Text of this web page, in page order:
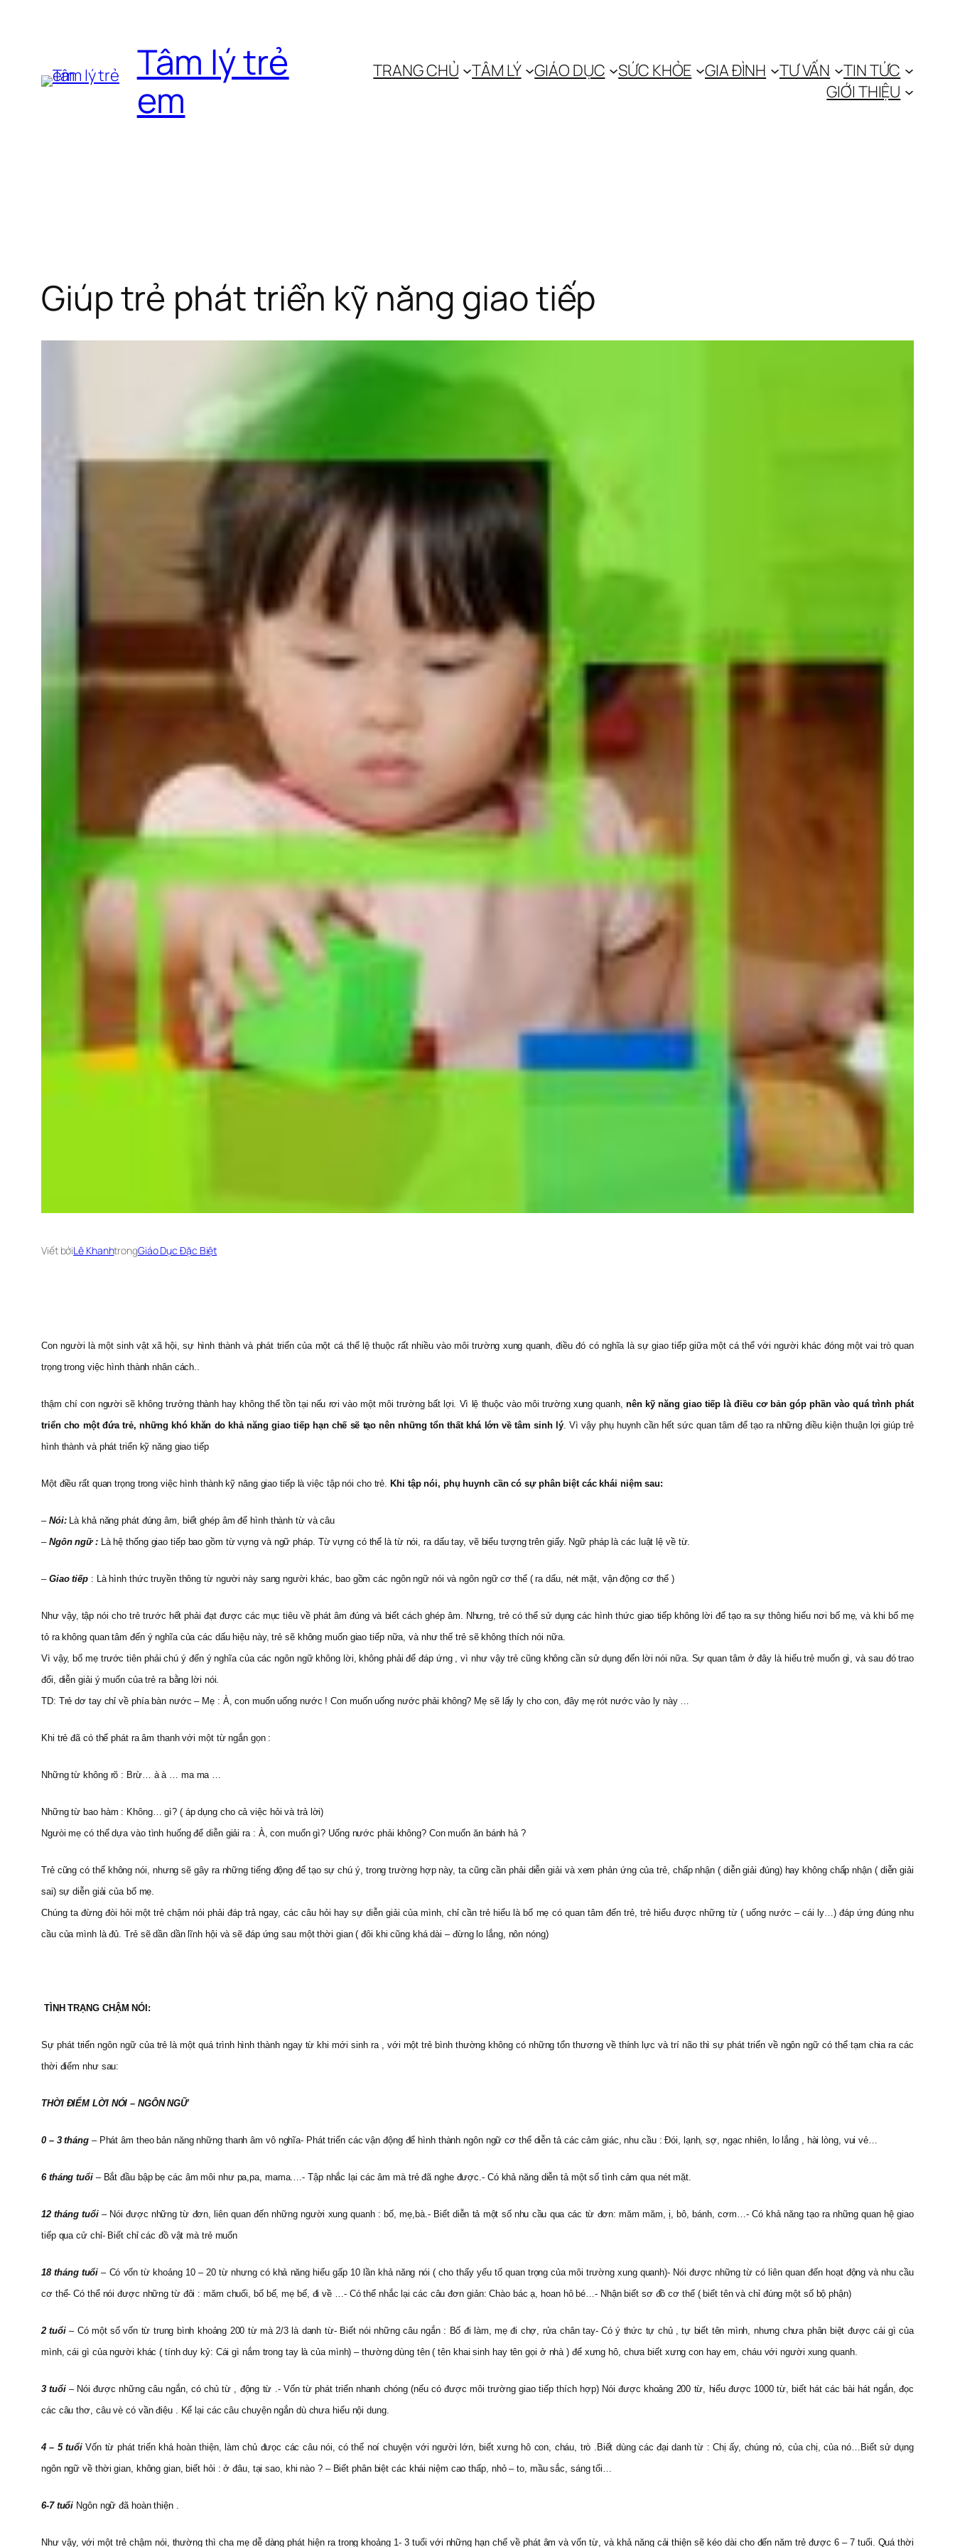
Tâm lý trẻ
em
TRANG CHỦ TÂM LÝ GIÁO DỤC SỨC KHỎE GIA ĐÌNH TƯ VẤN
TIN TỨC
GIỚI THIỆU
Giúp trẻ phát triển kỹ năng giao tiếp
Viết bởiLê KhanhtrongGiáo Dục Đặc Biệt
Con người là một sinh vật xã hội, sự hình thành và phát triển của một cá thể lệ thuộc rất nhiều vào môi trường xung quanh, điều đó có nghĩa là sự giao tiếp giữa một cá thể với người khác đóng một vai trò quan
trọng trong việc hình thành nhân cách..
thậm chí con người sẽ không trưởng thành hay không thể tồn tại nếu rơi vào một môi trường bất lợi. Vì lệ thuộc vào môi trường xung quanh,nên kỹ năng giao tiếp là điều cơ bản góp phần vào quá trình phát
triển cho một đứa trẻ, những khó khăn do khả năng giao tiếp hạn chế sẽ tạo nên những tổn thất khá lớn về tâm sinh lý. Vì vậy phụ huynh cần hết sức quan tâm để tạo ra những điều kiện thuận lợi giúp trẻ
hình thành và phát triển kỹ năng giao tiếp
Một điều rất quan trọng trong việc hình thành kỹ năng giao tiếp là việc tập nói cho trẻ.Khi tập nói, phụ huynh cần có sự phân biệt các khái niệm sau:
– Nói:Là khả năng phát đúng âm, biết ghép âm để hình thành từ và câu
– Ngôn ngữ :Là hệ thống giao tiếp bao gồm từ vựng và ngữ pháp. Từ vựng có thể là từ nói, ra dấu tay, vẽ biểu tượng trên giấy. Ngữ pháp là các luật lệ về từ.
– Giao tiếp: Là hình thức truyền thông từ người này sang người khác, bao gồm các ngôn ngữ nói và ngôn ngữ cơ thể ( ra dấu, nét mặt, vận động cơ thể )
Như vậy, tập nói cho trẻ trước hết phải đạt được các mục tiêu về phát âm đúng và biết cách ghép âm. Nhưng, trẻ có thể sử dụng các hình thức giao tiếp không lời để tạo ra sự thông hiểu nơi bố mẹ, và khi bố mẹ
tỏ ra không quan tâm đến ý nghĩa của các dấu hiệu này, trẻ sẽ không muốn giao tiếp nữa, và như thế trẻ sẽ không thích nói nữa.
Vì vậy, bố mẹ trước tiên phải chú ý đến ý nghĩa của các ngôn ngữ không lời, không phải để đáp ứng , vì như vậy trẻ cũng không cần sử dụng đến lời nói nữa. Sự quan tâm ở đây là hiểu trẻ muốn gì, và sau đó trao
đổi, diễn giải ý muốn của trẻ ra bằng lời nói.
TD: Trẻ dơ tay chỉ về phía bàn nước – Mẹ : À, con muốn uống nước ! Con muốn uống nước phải không? Mẹ sẽ lấy ly cho con, đây mẹ rót nước vào ly này …
Khi trẻ đã có thể phát ra âm thanh với một từ ngắn gọn :
Những từ không rõ : Brừ… à à … ma ma …
Những từ bao hàm : Không… gì? ( áp dụng cho cả việc hỏi và trả lời)
Ngưòi mẹ có thể dựa vào tình huống để diễn giải ra : À, con muốn gì? Uống nước phải không? Con muốn ăn bánh hả ?
Trẻ cũng có thể không nói, nhưng sẽ gây ra những tiếng động để tạo sự chú ý, trong trường hợp này, ta cũng cần phải diễn giải và xem phản ứng của trẻ, chấp nhận ( diễn giải đúng) hay không chấp nhận ( diễn giải
sai) sự diễn giải của bố mẹ.
Chúng ta đừng đòi hỏi một trẻ chậm nói phải đáp trả ngay, các câu hỏi hay sự diễn giải của mình, chỉ cần trẻ hiểu là bố mẹ có quan tâm đến trẻ, trẻ hiểu được những từ ( uống nước – cái ly…) đáp ứng đúng nhu
cầu của mình là đủ. Trẻ sẽ dần dần lĩnh hội và sẽ đáp ứng sau một thời gian ( đôi khi cũng khá dài – đừng lo lắng, nôn nóng)
TÌNH TRẠNG CHẬM NÓI:
Sự phát triển ngôn ngữ của trẻ là một quá trình hình thành ngay từ khi mới sinh ra , với một trẻ bình thường không có những tổn thương về thính lực và trí não thì sự phát triển về ngôn ngữ có thể tạm chia ra các
thời điểm như sau:
THỜI ĐIỂM LỜI NÓI – NGÔN NGỮ
0 – 3 tháng– Phát âm theo bản năng những thanh âm vô nghĩa- Phát triển các vận động để hình thành ngôn ngữ cơ thể diễn tả các cảm giác, nhu cầu : Đói, lạnh, sợ, ngạc nhiên, lo lắng , hài lòng, vui vẻ…
6 tháng tuổi– Bắt đầu bập bẹ các âm môi như pa,pa, mama….- Tập nhắc lại các âm mà trẻ đã nghe được.- Có khả năng diễn tả một số tình cảm qua nét mặt.
12 tháng tuổi– Nói được những từ đơn, liên quan đến những người xung quanh : bố, mẹ,bà.- Biết diễn tả một số nhu cầu qua các từ đơn: măm măm, ị, bô, bánh, cơm…- Có khả năng tạo ra những quan hệ giao
tiếp qua cử chỉ- Biết chỉ các đồ vật mà trẻ muốn
18 tháng tuổi – Có vốn từ khoảng 10 – 20 từ nhưng có khả năng hiểu gấp 10 lần khả năng nói ( cho thấy yếu tố quan trọng của môi trường xung quanh)- Nói được những từ có liên quan đến hoạt động và nhu cầu
cơ thể- Có thể nói được những từ đôi : măm chuối, bố bế, mẹ bế, đi về …- Có thể nhắc lại các câu đơn giản: Chào bác ạ, hoan hô bé…- Nhận biết sơ đồ cơ thể ( biết tên và chỉ đúng một số bộ phận)
2 tuổi– Có một số vốn từ trung bình khoảng 200 từ mà 2/3 là danh từ- Biết nói những câu ngắn : Bố đi làm, mẹ đi chợ, rửa chân tay- Có ý thức tự chủ , tự biết tên mình, nhưng chưa phân biệt được cái gì của
mình, cái gì của người khác ( tính duy kỷ: Cái gì nắm trong tay là của mình) – thường dùng tên ( tên khai sinh hay tên gọi ở nhà ) để xưng hô, chưa biết xưng con hay em, cháu với người xung quanh.
3 tuổi– Nói được những câu ngắn, có chủ từ , động từ .- Vốn từ phát triển nhanh chóng (nếu có được môi trường giao tiếp thích hợp) Nói được khoảng 200 từ, hiểu được 1000 từ, biết hát các bài hát ngắn, đọc
các câu thơ, câu vè có vần điệu . Kể lại các câu chuyện ngắn dù chưa hiểu nội dung.
4 – 5 tuổiVốn từ phát triển khá hoàn thiện, làm chủ đưọc các câu nói, có thể noí chuyện với người lớn, biết xưng hô con, cháu, trò .Biết dùng các đại danh từ : Chị ấy, chúng nó, của chị, của nó…Biết sử dụng
ngôn ngữ về thời gian, không gian, biết hỏi : ở đâu, tại sao, khi nào ? – Biết phân biệt các khái niệm cao thấp, nhỏ – to, mầu sắc, sáng tối…
6-7 tuổi Ngôn ngữ đã hoàn thiện .
Như vậy, với một trẻ chậm nói, thường thì cha mẹ dễ dàng phát hiện ra trong khoảng 1- 3 tuổi với những hạn chế về phát âm và vốn từ, và khả năng cải thiện sẽ kéo dài cho đến năm trẻ được 6 – 7 tuổi. Quá thời